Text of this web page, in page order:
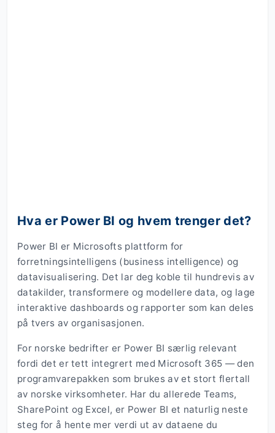
Hva er Power BI og hvem trenger det?
Power BI er Microsofts plattform for
forretningsintelligens (business intelligence) og
datavisualisering. Det lar deg koble til hundrevis av
datakilder, transformere og modellere data, og lage
interaktive dashboards og rapporter som kan deles
på tvers av organisasjonen.
For norske bedrifter er Power BI særlig relevant
fordi det er tett integrert med Microsoft 365 — den
programvarepakken som brukes av et stort flertall
av norske virksomheter. Har du allerede Teams,
SharePoint og Excel, er Power BI et naturlig neste
steg for å hente mer verdi ut av dataene du